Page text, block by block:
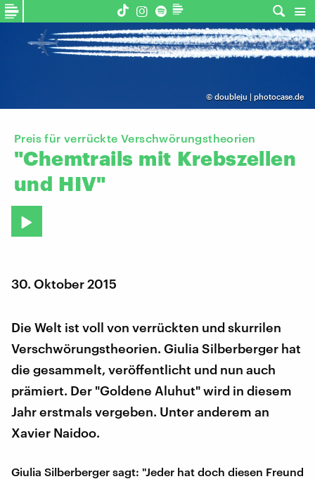
© doubleju | photocase.de
Preis für verrückte Verschwörungstheorien
"Chemtrails mit Krebszellen
und HIV"
30. Oktober 2015
Die Welt ist voll von verrückten und skurrilen
Verschwörungstheorien. Giulia Silberberger hat
die gesammelt, veröffentlicht und nun auch
prämiert. Der "Goldene Aluhut" wird in diesem
Jahr erstmals vergeben. Unter anderem an
Xavier Naidoo.
Giulia Silberberger sagt: "Jeder hat doch diesen Freund